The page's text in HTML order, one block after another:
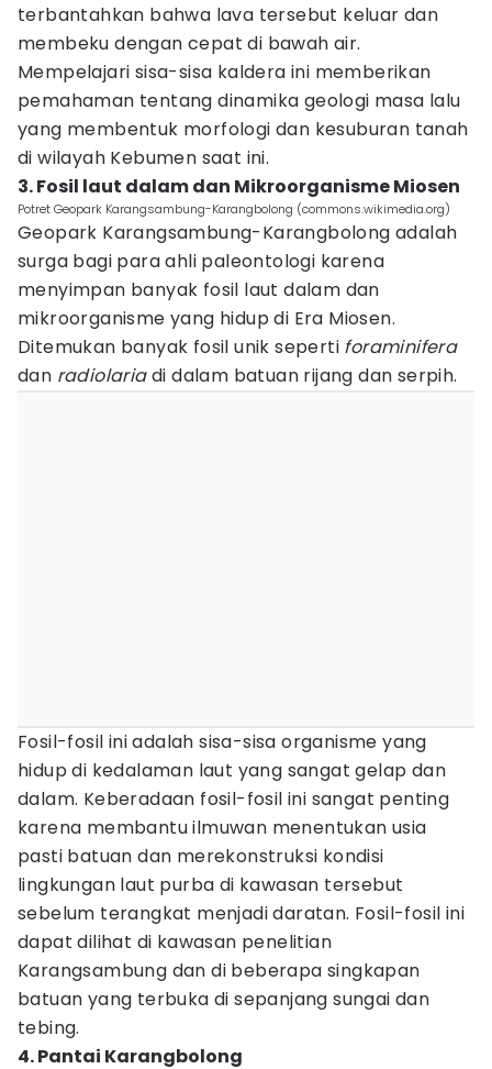
terbantahkan bahwa lava tersebut keluar dan
membeku dengan cepat di bawah air.
Mempelajari sisa-sisa kaldera ini memberikan
pemahaman tentang dinamika geologi masa lalu
yang membentuk morfologi dan kesuburan tanah
di wilayah Kebumen saat ini.
3. Fosil laut dalam dan Mikroorganisme Miosen
Potret Geopark Karangsambung-Karangbolong (commons.wikimedia.org)
Geopark Karangsambung-Karangbolong adalah
surga bagi para ahli paleontologi karena
menyimpan banyak fosil laut dalam dan
mikroorganisme yang hidup di Era Miosen.
Ditemukan banyak fosil unik seperti foraminifera
dan radiolariadi dalam batuan rijang dan serpih.
Fosil-fosil ini adalah sisa-sisa organisme yang
hidup di kedalaman laut yang sangat gelap dan
dalam. Keberadaan fosil-fosil ini sangat penting
karena membantu ilmuwan menentukan usia
pasti batuan dan merekonstruksi kondisi
lingkungan laut purba di kawasan tersebut
sebelum terangkat menjadi daratan. Fosil-fosil ini
dapat dilihat di kawasan penelitian
Karangsambung dan di beberapa singkapan
batuan yang terbuka di sepanjang sungai dan
tebing.
4. Pantai Karangbolong